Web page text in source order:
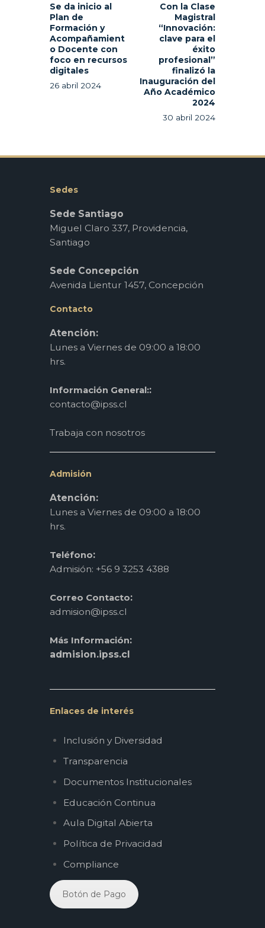
Se da inicio al
Plan de
Formación y
Acompañamient
o Docente con
foco en recursos
digitales
26 abril 2024
Con la Clase
Magistral
“Innovación:
clave para el
éxito
profesional”
finalizó la
Inauguración del
Año Académico
2024
30 abril 2024
Sedes
Sede Santiago
Miguel Claro 337, Providencia,
Santiago
Sede Concepción
Avenida Lientur 1457, Concepción
Contacto
Atención:
Lunes a Viernes de 09:00 a 18:00
hrs.
Información General::
contacto@ipss.cl
Trabaja con nosotros
Admisión
Atención:
Lunes a Viernes de 09:00 a 18:00
hrs.
Teléfono:
Admisión: +56 9 3253 4388
Correo Contacto:
admision@ipss.cl
Más Información:
admision.ipss.cl
Enlaces de interés
Inclusión y Diversidad
Transparencia
Documentos Institucionales
Educación Continua
Aula Digital Abierta
Política de Privacidad
Compliance
Botón de Pago